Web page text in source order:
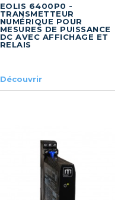
EOLIS 6400P0 -
TRANSMETTEUR
NUMÉRIQUE POUR
MESURES DE PUISSANCE
DC AVEC AFFICHAGE ET
RELAIS
Découvrir